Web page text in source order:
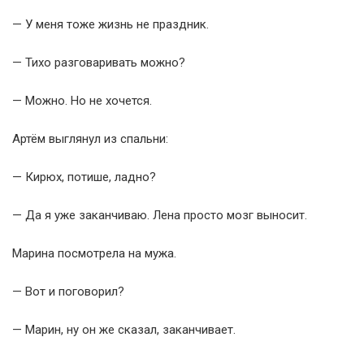
— У меня тоже жизнь не праздник.
— Тихо разговаривать можно?
— Можно. Но не хочется.
Артём выглянул из спальни:
— Кирюх, потише, ладно?
— Да я уже заканчиваю. Лена просто мозг выносит.
Марина посмотрела на мужа.
— Вот и поговорил?
— Марин, ну он же сказал, заканчивает.